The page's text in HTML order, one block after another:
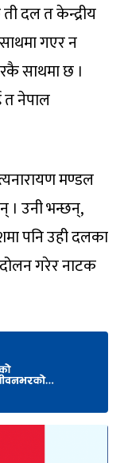
दल त केन्द्रीय
गएर न
साथमा छ ।
त नेपाल
मण्डल
। उनी भन्छन्,
पनि उही दलका
गरेर नाटक